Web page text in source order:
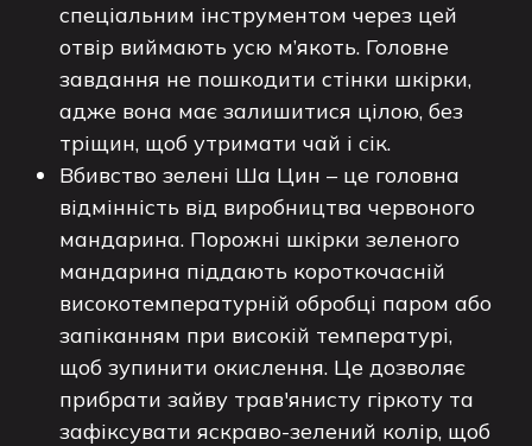
спеціальним інструментом через цей
отвір виймають усю м’якоть. Головне
завдання не пошкодити стінки шкірки,
адже вона має залишитися цілою, без
тріщин, щоб утримати чай і сік.
Вбивство зелені Ша Цин – це головна
відмінність від виробництва червоного
мандарина. Порожні шкірки зеленого
мандарина піддають короткочасній
високотемпературній обробці паром або
запіканням при високій температурі,
щоб зупинити окислення. Це дозволяє
прибрати зайву трав'янисту гіркоту та
зафіксувати яскраво-зелений колір, щоб